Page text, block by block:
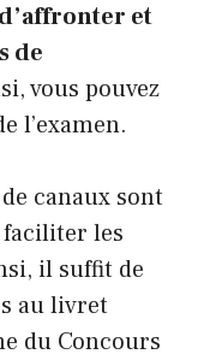
et
de
vous pouvez
l’examen.
canaux sont
les
il suffit de
au livret
du Concours